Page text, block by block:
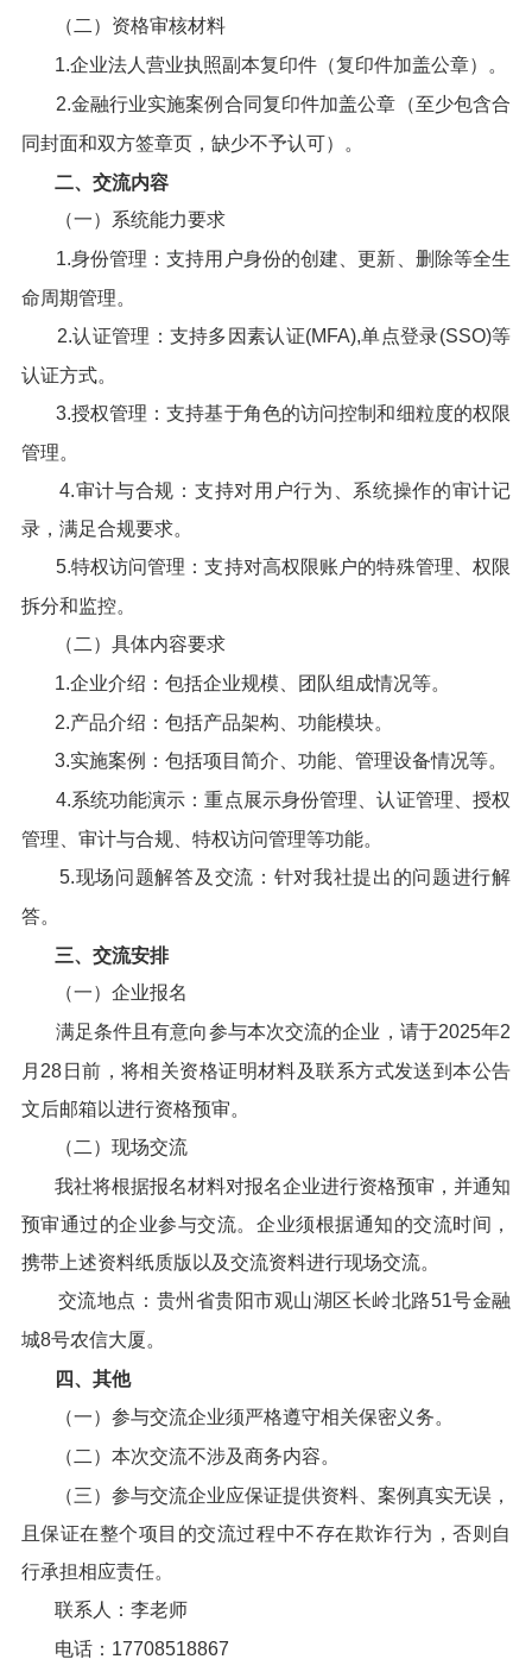
（二）资格审核材料
1.企业法人营业执照副本复印件（复印件加盖公章）。
2.金融行业实施案例合同复印件加盖公章（至少包含合
同封面和双方签章页，缺少不予认可）。
二、交流内容
（一）系统能力要求
1.身份管理：支持用户身份的创建、更新、删除等全生
命周期管理。
2.认证管理：支持多因素认证(MFA),单点登录(SSO)等
认证方式。
3.授权管理：支持基于角色的访问控制和细粒度的权限
管理。
4.审计与合规：支持对用户行为、系统操作的审计记
录，满足合规要求。
5.特权访问管理：支持对高权限账户的特殊管理、权限
拆分和监控。
（二）具体内容要求
1.企业介绍：包括企业规模、团队组成情况等。
2.产品介绍：包括产品架构、功能模块。
3.实施案例：包括项目简介、功能、管理设备情况等。
4.系统功能演示：重点展示身份管理、认证管理、授权
管理、审计与合规、特权访问管理等功能。
5.现场问题解答及交流：针对我社提出的问题进行解
答。
三、交流安排
（一）企业报名
满足条件且有意向参与本次交流的企业，请于2025年2
月28日前，将相关资格证明材料及联系方式发送到本公告
文后邮箱以进行资格预审。
（二）现场交流
我社将根据报名材料对报名企业进行资格预审，并通知
预审通过的企业参与交流。企业须根据通知的交流时间，
携带上述资料纸质版以及交流资料进行现场交流。
交流地点：贵州省贵阳市观山湖区长岭北路51号金融
城8号农信大厦。
四、其他
（一）参与交流企业须严格遵守相关保密义务。
（二）本次交流不涉及商务内容。
（三）参与交流企业应保证提供资料、案例真实无误，
且保证在整个项目的交流过程中不存在欺诈行为，否则自
行承担相应责任。
联系人：李老师
电话：17708518867